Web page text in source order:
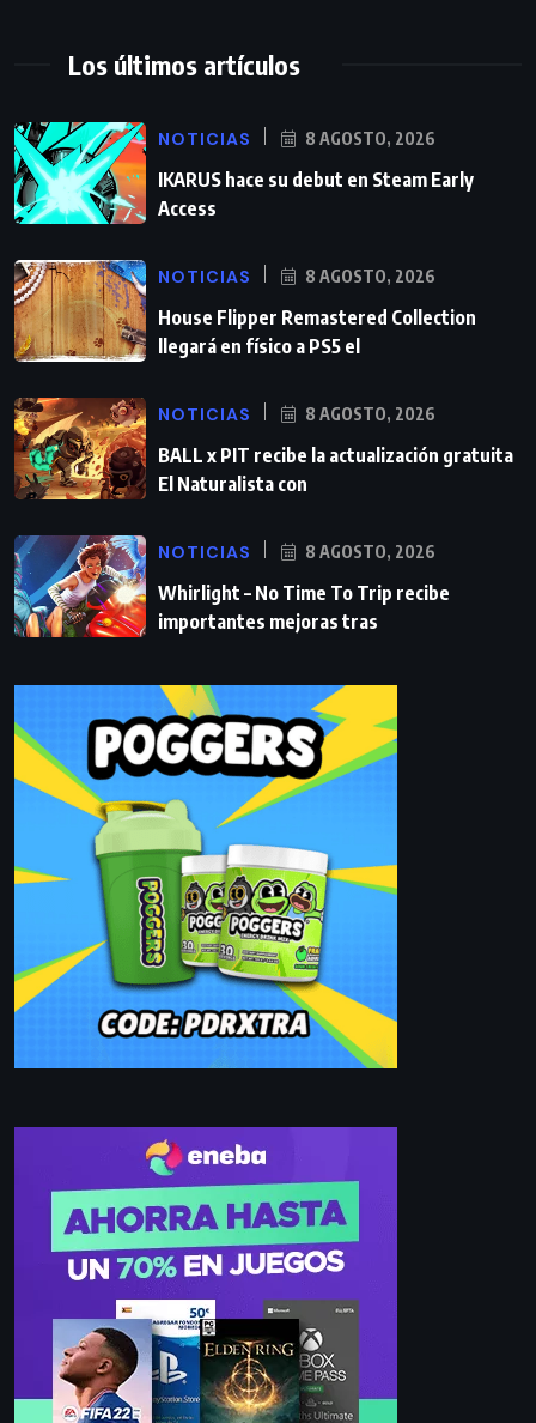
Los últimos artículos
NOTICIAS 8 AGOSTO, 2026
IKARUS hace su debut en Steam Early
Access
NOTICIAS 8 AGOSTO, 2026
House Flipper Remastered Collection
llegará en físico a PS5 el
NOTICIAS 8 AGOSTO, 2026
BALL x PIT recibe la actualización gratuita
El Naturalista con
NOTICIAS 8 AGOSTO, 2026
Whirlight – No Time To Trip recibe
importantes mejoras tras